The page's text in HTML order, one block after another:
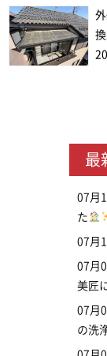
最
07月
た
07月
07月
美匠
07月
の洗